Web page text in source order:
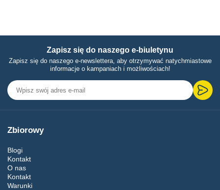
Zapisz się do naszego e-biuletynu
Zapisz się do naszego e-newslettera, aby otrzymywać natychmiastowe
informacje o kampaniach i możliwościach!
Zbiorowy
Blogi
Kontakt
O nas
Kontakt
Warunki